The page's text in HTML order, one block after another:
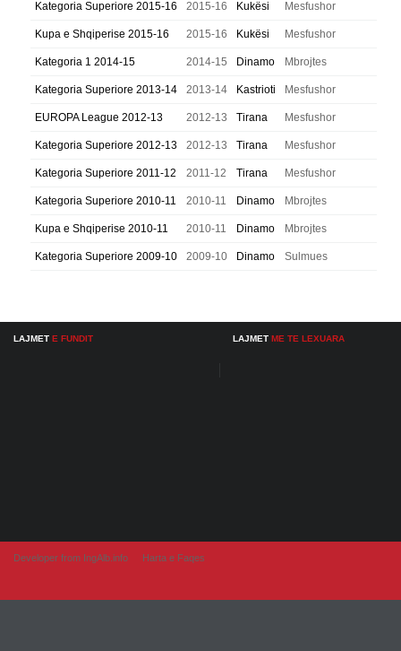
Kategoria Superiore 2015-16 2015-16 Kukësi Mesfushor
Kupa e Shqiperise 2015-16 2015-16 Kukësi Mesfushor
Kategoria 1 2014-15 2014-15 Dinamo Mbrojtes
Kategoria Superiore 2013-14 2013-14 Kastrioti Mesfushor
EUROPA League 2012-13 2012-13 Tirana Mesfushor
Kategoria Superiore 2012-13 2012-13 Tirana Mesfushor
Kategoria Superiore 2011-12 2011-12 Tirana Mesfushor
Kategoria Superiore 2010-11 2010-11 Dinamo Mbrojtes
Kupa e Shqiperise 2010-11 2010-11 Dinamo Mbrojtes
Kategoria Superiore 2009-10 2009-10 Dinamo Sulmues
LAJMET E FUNDIT LAJMET ME TE LEXUARA
Developer from IngAlb.info Harta e Faqes